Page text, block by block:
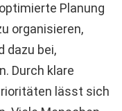
Planung
organisieren,
dazu bei,
Durch klare
lässt sich